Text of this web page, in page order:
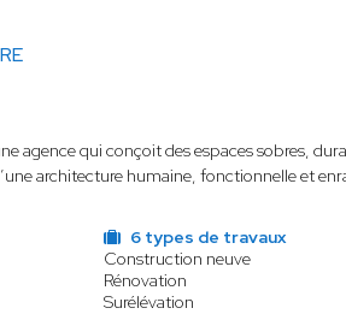
agence qui conçoit des espaces sobres,
architecture humaine, fonctionnelle et
6 types de travaux
Construction neuve
Rénovation
Surélévation